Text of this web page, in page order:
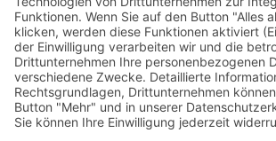
Service
FAQ
Zahlungsarten